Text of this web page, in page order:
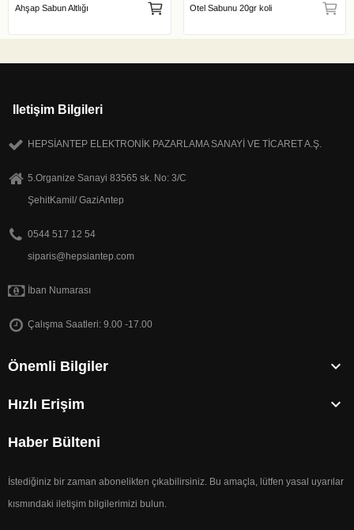
Ahşap Sabun Altlığı Otel Sabunu 20gr koli
Iletişim Bilgileri
HEPSİANTEP ELEKTRONİK PAZARLAMA SANAYİ VE TİCARET A.Ş.
5.Organize Sanayi 83565 sk. No: 3/C
ŞehitKamil/ GaziAntep
0544 517 12 54
siparis@hepsiantep.com
İban Numarası
Çalışma Saatleri: 9.00 -17.00
Önemli Bilgiler 
Hızlı Erişim 
Haber Bülteni
İstediğiniz bir zaman abonelikten çıkabilirsiniz. Bu amaçla, lütfen yasal uyarılar
kısmındaki iletişim bilgilerimizi bulun.